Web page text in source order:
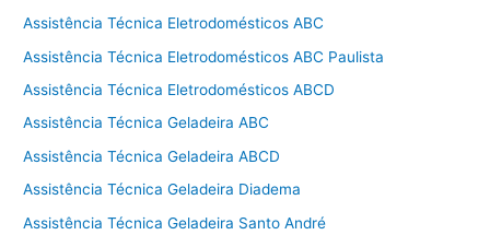
Assistência Técnica Eletrodomésticos ABC
Assistência Técnica Eletrodomésticos ABC Paulista
Assistência Técnica Eletrodomésticos ABCD
Assistência Técnica Geladeira ABC
Assistência Técnica Geladeira ABCD
Assistência Técnica Geladeira Diadema
Assistência Técnica Geladeira Santo André